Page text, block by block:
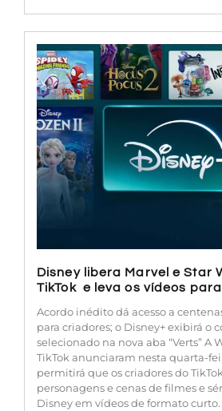
Disney libera Marvel e Star
TikTok e leva os vídeos
Acordo inédito dá acesso a
para criadores; o Disney+ exibirá o
selecionado na nova aba “Verts” A
TikTok anunciaram nesta quarta-
permitirá que os criadores do
personagens e cenas de filmes e
Disney em vídeos de formato